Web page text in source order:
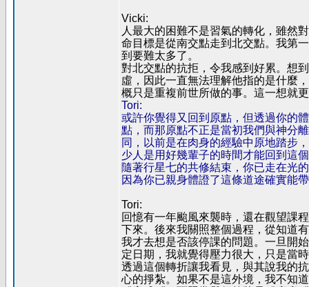
Vicki:
人最大的困難不是習氣的轉化，雖然
命目標是從南交點走到北交點。我第
到要難太多了。
對北交點的抗拒，令我感到好累。想
虛，因此一直無法理解他指的是什麼
概只是重複前世所做的事。這一想就
Tori:
或許你覺得又回到原點，但透過你的
點，而那原點不正是當初我們與神分
同，以前是在肉身的經驗中原地踏步
少人是用好幾輩子的時間才能回到這
隨著行星七的共修結束，你已走在光
因為你已親身體證了這條道途確實能
Tori:
回憶有一年颱風來襲時，還在觀望課
下來。後來我關照整個過程，從知道
我才去想是否該停課的問題。一旦開
定日期，我就覺得壓力很大，只是當
透過這個轉折讓我看見，與其說我的
心的掙紮。如果不是這外境，我不知